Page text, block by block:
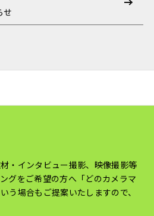
せ
・インタビュー撮影、映像撮影等
グをご希望の方へ 「どのカメラマ
う場合もご提案いたしますので、